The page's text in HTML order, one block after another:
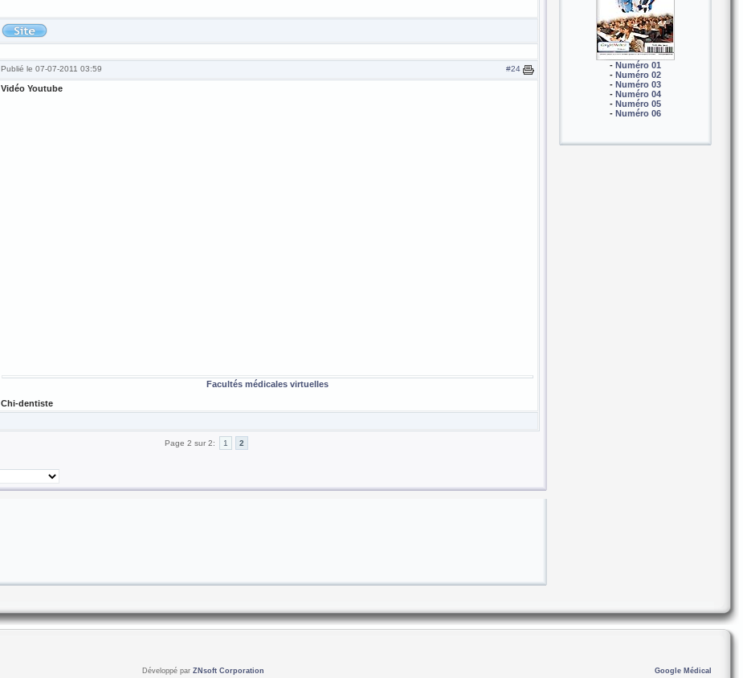
#24
Publié le 07-07-2011 03:59
Vidéo Youtube
Facultés médicales virtuelles
Chi-dentiste
Page 2 sur 2: 1 2
- Numéro 01
- Numéro 02
- Numéro 03
- Numéro 04
- Numéro 05
- Numéro 06
Développé par ZNsoft Corporation Google Médical